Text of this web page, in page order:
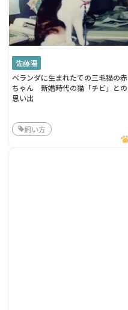
佐藤陽
ベランダに生まれたての三毛猫の赤
ちゃん 新婚時代の猫「チビ」との
思い出
飼い方